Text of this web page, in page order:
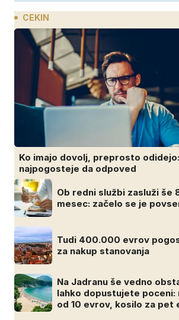
CEKIN
Ko imajo dovolj, preprosto
najpogosteje da odpoved
Ob redni službi zasluži še
mesec: začelo se je
Tudi 400.000 evrov
za nakup stanovanja
Na Jadranu še vedno
lahko dopustujete poceni:
od 10 evrov, kosilo za pet